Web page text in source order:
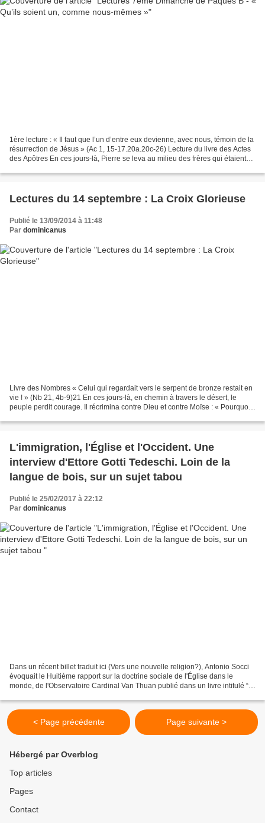
1ère lecture : « Il faut que l’un d’entre eux devienne, avec nous, témoin de la
résurrection de Jésus » (Ac 1, 15-17.20a.20c-26) Lecture du livre des Actes
des Apôtres En ces jours-là, Pierre se leva au milieu des frères qui étaient
Lectures du 14 septembre : La Croix Glorieuse
Publié le 13/09/2014 à 11:48
Par dominicanus
Livre des Nombres « Celui qui regardait vers le serpent de bronze restait en
vie ! » (Nb 21, 4b-9)21 En ces jours-là, en chemin à travers le désert, le
peuple perdit courage. Il récrimina contre Dieu et contre Moïse : « Pourquoi
L'immigration, l'Église et l'Occident. Une
interview d'Ettore Gotti Tedeschi. Loin de la
langue de bois, sur un sujet tabou
Publié le 25/02/2017 à 22:12
Par dominicanus
Dans un récent billet traduit ici (Vers une nouvelle religion?), Antonio Socci
évoquait le Huitième rapport sur la doctrine sociale de l'Église dans le
monde, de l'Observatoire Cardinal Van Thuan publié dans un livre intitulé “Il
< Page précédente Page suivante >
Hébergé par Overblog
Top articles
Pages
Contact